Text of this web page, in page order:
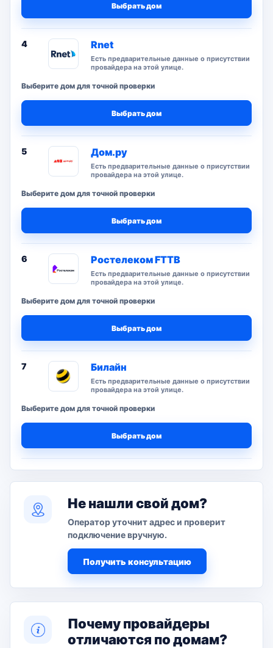
Выбрать дом
4 Rnet
Есть предварительные данные о присутствии
провайдера на этой улице.
Выберите дом для точной проверки
Выбрать дом
5 Дом.ру
Есть предварительные данные о присутствии
провайдера на этой улице.
Выберите дом для точной проверки
Выбрать дом
6 Ростелеком FTTB
Есть предварительные данные о присутствии
провайдера на этой улице.
Выберите дом для точной проверки
Выбрать дом
7 Билайн
Есть предварительные данные о присутствии
провайдера на этой улице.
Выберите дом для точной проверки
Выбрать дом
Не нашли свой дом?
Оператор уточнит адрес и проверит
подключение вручную.
Получить консультацию
Почему провайдеры
отличаются по домам?